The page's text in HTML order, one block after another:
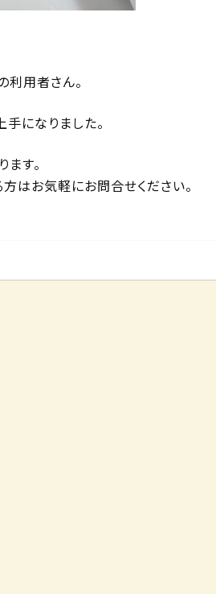
用者さん。
になりました。
す。
はお気軽にお問合せください。